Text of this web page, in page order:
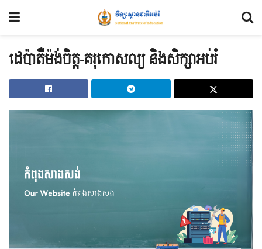
ដេប៉ាតឺម៉ង់ចិត្ត-គរុកោសល្យ និងសិក្សាអប់រំ